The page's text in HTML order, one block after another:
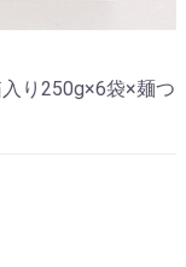
り250g×6袋×麺つ